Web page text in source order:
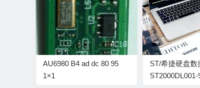
AU6980 B4 ad dc 80 95
1×1
ST/希捷硬盘数